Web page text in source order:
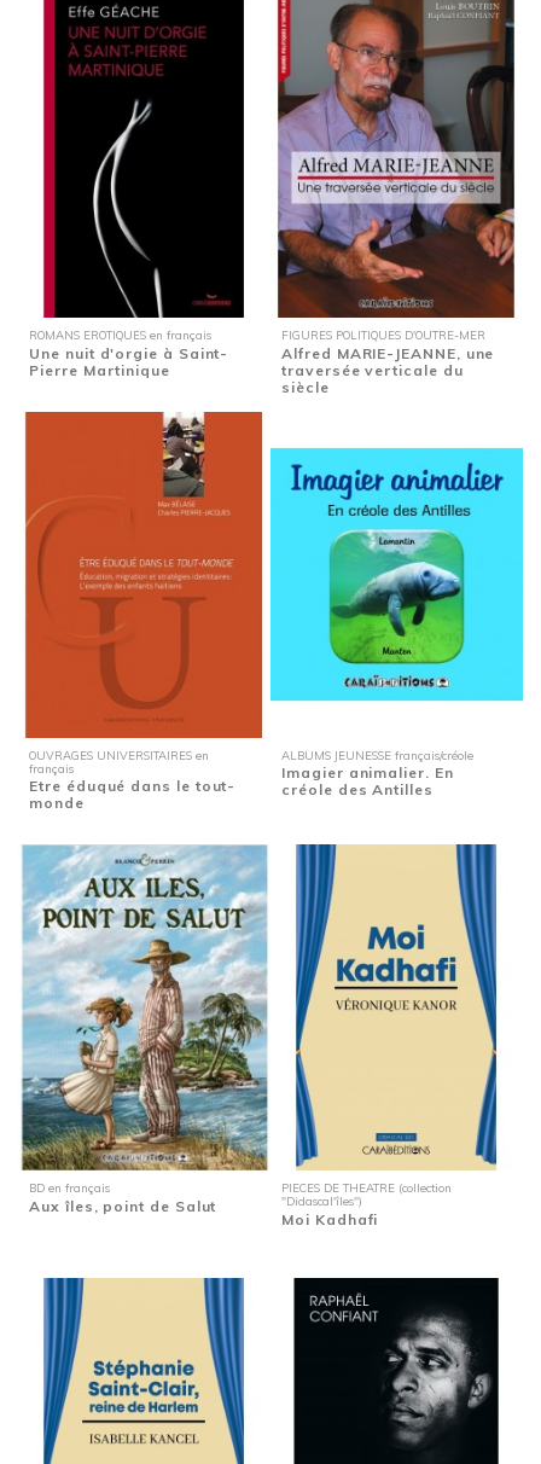
ROMANS EROTIQUES en français
Une nuit d'orgie à Saint-
Pierre Martinique
FIGURES POLITIQUES D'OUTRE-MER
Alfred MARIE-JEANNE, une
traversée verticale du
siècle
OUVRAGES UNIVERSITAIRES en
français
Etre éduqué dans le tout-
monde
ALBUMS JEUNESSE français/créole
Imagier animalier. En
créole des Antilles
BD en français
Aux îles, point de Salut
PIECES DE THEATRE (collection
"Didascal'îles")
Moi Kadhafi